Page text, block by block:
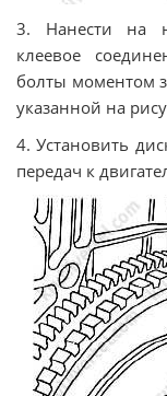
3. Нанести на
клеевое
болты моментом
указанной на
4. Установить
передач к